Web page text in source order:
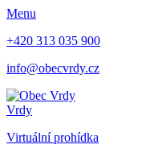
Menu
+420 313 035 900
info@obecvrdy.cz
Vrdy
Virtuální prohídka